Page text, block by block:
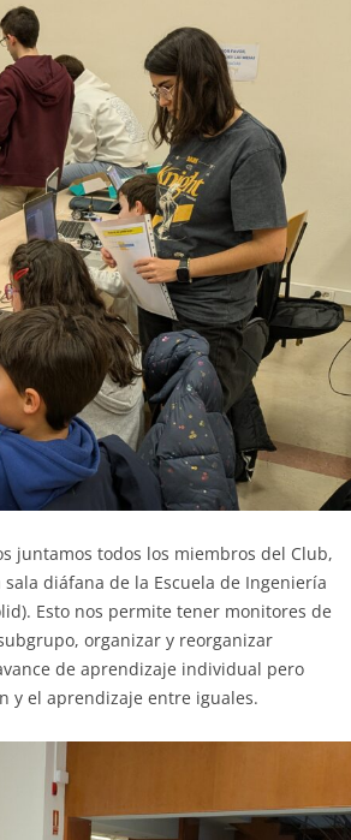
juntamos todos los miembros del Club,
diáfana de la Escuela de Ingeniería
Esto nos permite tener monitores de
organizar y reorganizar
de aprendizaje individual pero
y el aprendizaje entre iguales.